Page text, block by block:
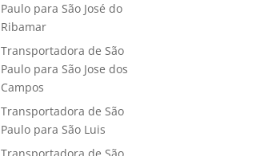
Paulo para São José do
Ribamar
Transportadora de São
Paulo para São Jose dos
Campos
Transportadora de São
Paulo para São Luis